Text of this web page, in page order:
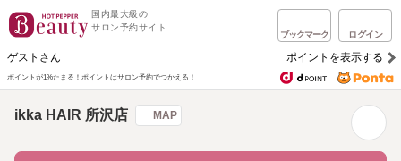
国内最大級の
サロン予約サイト
ブックマーク ログイン
ゲストさん ポイントを表示する
ポイントが1%たまる！ ポイントはサロン予約でつかえる！
ikka HAIR 所沢店 MAP